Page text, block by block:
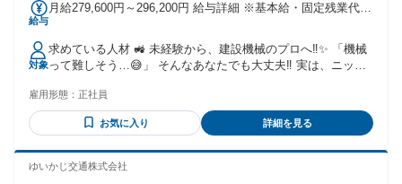
給与
月給279,600円～296,200円 給与詳細 ※基本給・固定残業代・
あたり3万7500円 〜 3万7500円（固定残業時間：1ヶ月あたり
20時間） 固定残業時間を超えた勤務時間については別途残業
代を支給する 【一律手当】 全員に一律で支払われる通勤・皆
勤・家族手当金額：あり 1ヶ月あたり2100円 〜 1万8700円 全
入社祝い金60,000円(1年経過後支給)⭐️ 月給277,500円+交通費
※固定残業手当20H分/37,500円含む。超過分別途1分単位で支
給します ※残業が20時間以内でも固定残業代をお支払いしま
す。 💴賞与は年1回（決算賞与）
対象
求めている人材 🚜 未経験から、建設機械のプロへ‼️✨ 「機械
って難しそう…😅」 そんなあなたでも大丈夫‼️ 実は、ニッケ
みんな初心者です😊 先輩がイチからしっかり教えるので、安
心してスタートできます☝️ 🌟こんな人にピッタリ！ ✅ 体を動
かす仕事が好き！ ✅ 機械や車にちょっと興味がある！ ✅ 仲
い！ ✅ 一生モノの技術を身につけたい！ ひとつでも当てはま
雇用形態： 正社員
お気に入り 詳細を見る
ゆいかじ交通株式会社